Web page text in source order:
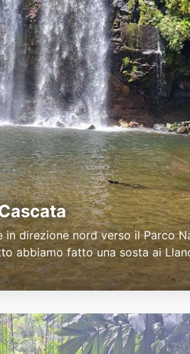
direzione nord verso il Parco
abbiamo fatto una sosta ai